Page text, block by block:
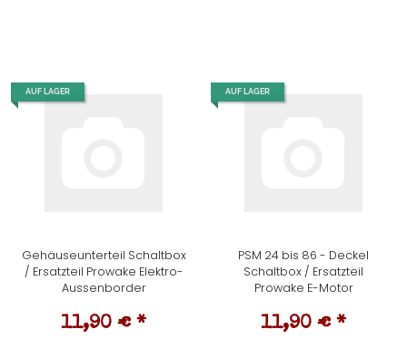
AUF LAGER
Gehäuseunterteil Schaltbox
/ Ersatzteil Prowake Elektro-
Aussenborder
11,90 € *
AUF LAGER
PSM 24 bis 86 - Deckel
Schaltbox / Ersatzteil
Prowake E-Motor
11,90 € *